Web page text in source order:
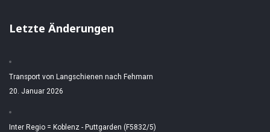
Letzte Änderungen
Transport von Langschienen nach Fehmarn
20. Januar 2026
Inter Regio = Koblenz - Puttgarden (F5832/5)